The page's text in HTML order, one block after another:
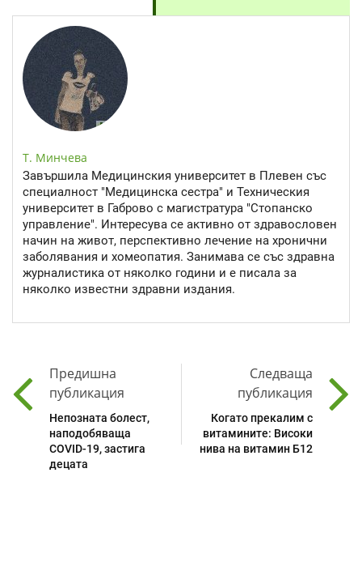
Т. Минчева
Завършила Медицинския университет в Плевен със
специалност "Медицинска сестра" и Техническия
университет в Габрово с магистратура "Стопанско
управление". Интересува се активно от здравословен
начин на живот, перспективно лечение на хронични
заболявания и хомеопатия. Занимава се със здравна
журналистика от няколко години и е писала за
няколко известни здравни издания.
Предишна
публикация
Непозната болест,
наподобяваща
COVID-19, застига
децата
Следваща
публикация
Когато прекалим с
витамините: Високи
нива на витамин Б12